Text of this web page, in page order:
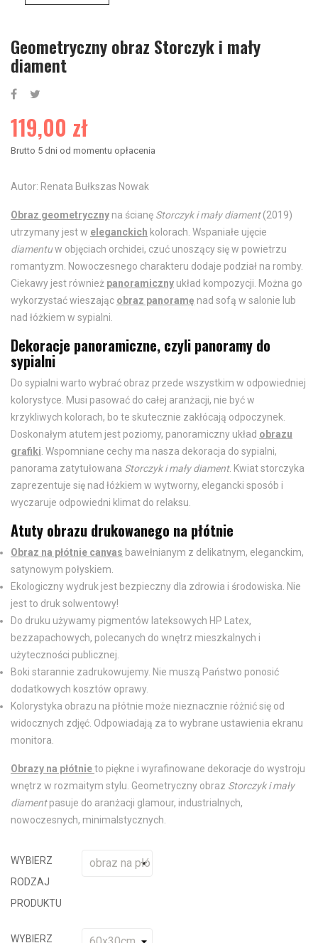
Geometryczny obraz Storczyk i mały
diament
119,00 zł
Brutto 5 dni od momentu opłacenia
Autor: Renata Bułkszas Nowak
Obraz geometryczny na ścianę Storczyk i mały diament(2019)
utrzymany jest w eleganckich kolorach. Wspaniałe ujęcie
diamentuw objęciach orchidei, czuć unoszący się w powietrzu
romantyzm. Nowoczesnego charakteru dodaje podział na romby.
Ciekawy jest również panoramiczny układ kompozycji. Można go
wykorzystać wieszając obraz panoramę nad sofą w salonie lub
nad łóżkiem w sypialni.
Dekoracje panoramiczne, czyli panoramy do
sypialni
Do sypialni warto wybrać obraz przede wszystkim w odpowiedniej
kolorystyce. Musi pasować do całej aranżacji, nie być w
krzykliwych kolorach, bo te skutecznie zakłócają odpoczynek.
Doskonałym atutem jest poziomy, panoramiczny układ obrazu
grafiki. Wspomniane cechy ma nasza dekoracja do sypialni,
panorama zatytułowana Storczyk i mały diament. Kwiat storczyka
zaprezentuje się nad łóżkiem w wytworny, elegancki sposób i
wyczaruje odpowiedni klimat do relaksu.
Atuty obrazu drukowanego na płótnie
Obraz na płótnie canvas bawełnianym z delikatnym, eleganckim,
satynowym połyskiem.
Ekologiczny wydruk jest bezpieczny dla zdrowia i środowiska. Nie
jest to druk solwentowy!
Do druku używamy pigmentów lateksowych HP Latex,
bezzapachowych, polecanych do wnętrz mieszkalnych i
użyteczności publicznej.
Boki starannie zadrukowujemy. Nie muszą Państwo ponosić
dodatkowych kosztów oprawy.
Kolorystyka obrazu na płótnie może nieznacznie różnić się od
widocznych zdjęć. Odpowiadają za to wybrane ustawienia ekranu
monitora.
Obrazy na płótnieto piękne i wyrafinowane dekoracje do wystroju
wnętrz w rozmaitym stylu. Geometryczny obraz Storczyk i mały
diamentpasuje do aranżacji glamour, industrialnych,
nowoczesnych, minimalstycznych.
WYBIERZ
RODZAJ
PRODUKTU
WYBIERZ